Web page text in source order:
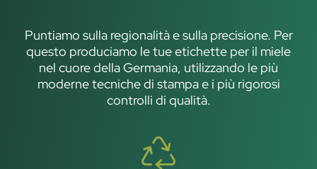
Puntiamo sulla regionalità e sulla precisione. Per
questo produciamo le tue etichette per il miele
nel cuore della Germania, utilizzando le più
moderne tecniche di stampa e i più rigorosi
controlli di qualità.